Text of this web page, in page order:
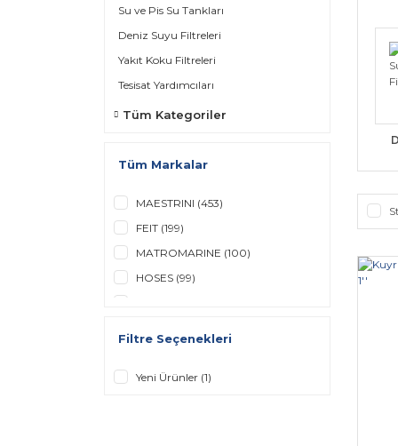
Su ve Pis Su Tankları
Deniz Suyu Filtreleri
Yakıt Koku Filtreleri
Tesisat Yardımcıları
Tüm Kategoriler
Tüm Markalar
MAESTRINI (453)
FEIT (199)
MATROMARINE (100)
HOSES (99)
JABSCO (32)
Filtre Seçenekleri
Yeni Ürünler (1)